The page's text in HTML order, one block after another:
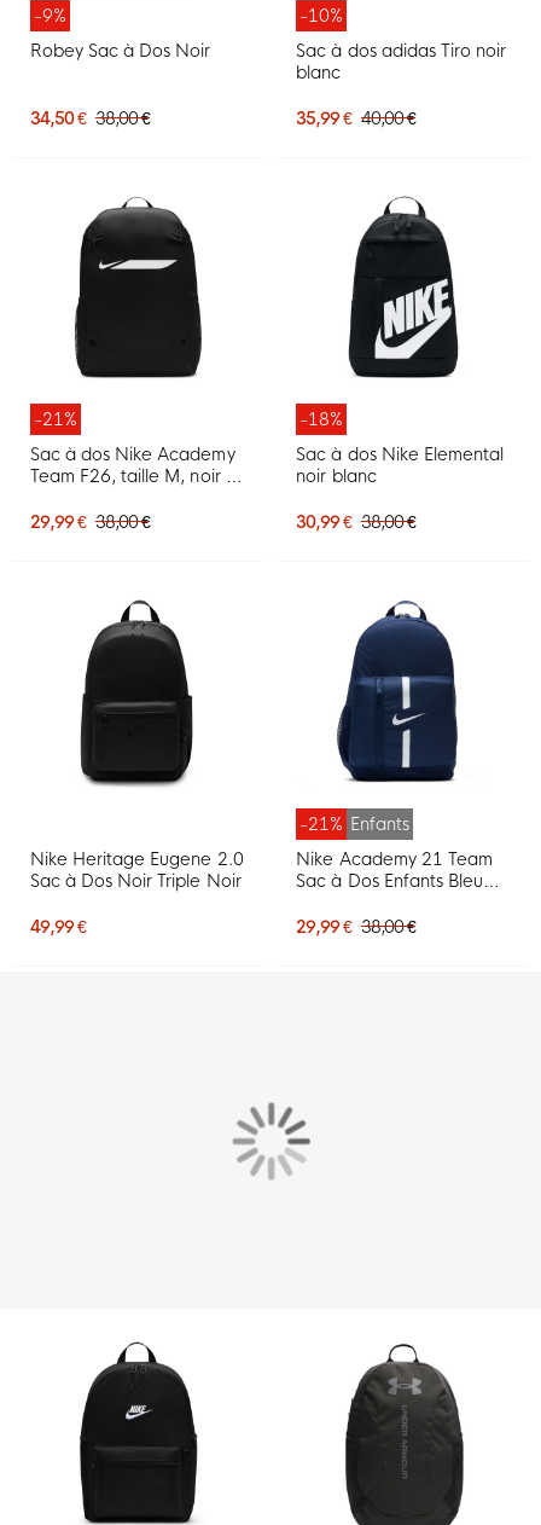
-9%
Robey Sac à Dos Noir
34,50 € 38,00 €
-10%
Sac à dos adidas Tiro noir
blanc
35,99 € 40,00 €
-21%
Sac à dos Nike Academy
Team F26, taille M, noir et
29,99 € 38,00 €
-18%
Sac à dos Nike Elemental
noir blanc
30,99 € 38,00 €
Nike Heritage Eugene 2.0
Sac à Dos Noir Triple Noir
49,99 €
-21% Enfants
Nike Academy 21 Team
Sac à Dos Enfants Bleu
29,99 € 38,00 €